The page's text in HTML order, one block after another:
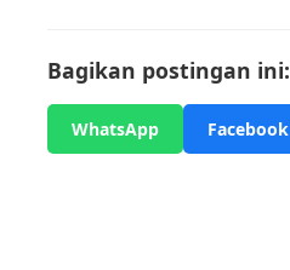
Bagikan postingan ini:
WhatsApp Facebook